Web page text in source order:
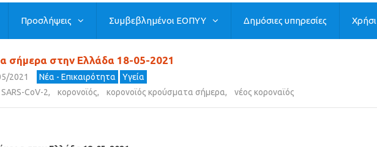
Προσλήψεις Συμβεβλημένοι ΕΟΠΥΥ Δημόσιες υπηρεσίες
σήμερα στην Ελλάδα 18-05-2021
2021 Νέα - Επικαιρότητα
Υγεία
SARS-CoV-2, κορονοϊός, κορονοϊός κρούσματα σήμερα, νέος κοροναϊός